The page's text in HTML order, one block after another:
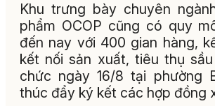
Khu trưng bày chuyên
phẩm OCOP cũng có quy
đến nay với 400 gian hàng,
kết nối sản xuất, tiêu thụ
chức ngày 16/8 tại phường
thúc đẩy ký kết các hợp đồng